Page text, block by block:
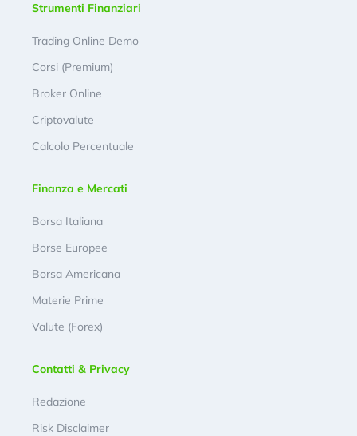
Strumenti Finanziari
Trading Online Demo
Corsi (Premium)
Broker Online
Criptovalute
Calcolo Percentuale
Finanza e Mercati
Borsa Italiana
Borse Europee
Borsa Americana
Materie Prime
Valute (Forex)
Contatti & Privacy
Redazione
Risk Disclaimer